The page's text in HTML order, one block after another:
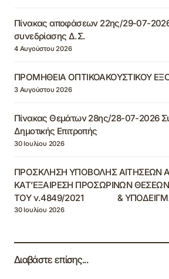
Πίνακας αποφάσεων 22ης/29-07-2026
συνεδρίασης Δ.Σ.
4 Αυγούστου 2026
ΠΡΟΜΗΘΕΙΑ ΟΠΤΙΚΟΑΚΟΥΣΤΙΚΟΥ
3 Αυγούστου 2026
Πίνακας Θεμάτων 28ης/28-07-2026
Δημοτικής Επιτροπής
30 Ιουλίου 2026
ΠΡΟΣΚΛΗΣΗ ΥΠΟΒΟΛΗΣ ΑΙΤΗΣΕΩΝ
ΚΑΤ’ΕΞΑΙΡΕΣΗ ΠΡΟΣΩΡΙΝΩΝ
ΤΟΥ ν.4849/2021 &
30 Ιουλίου 2026
Διαβάστε επίσης...